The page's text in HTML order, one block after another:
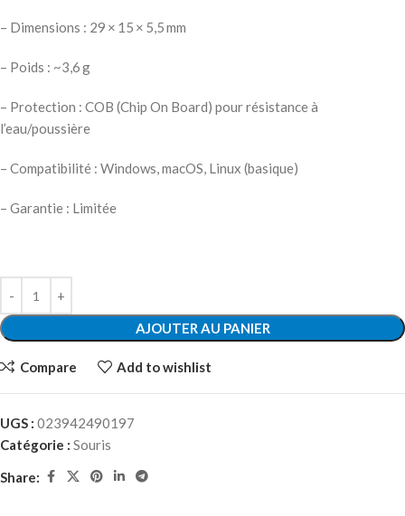
– Dimensions : 29 × 15 × 5,5 mm
– Poids : ~3,6 g
– Protection : COB (Chip On Board) pour résistance à
l’eau/poussière
– Compatibilité : Windows, macOS, Linux (basique)
– Garantie : Limitée
AJOUTER AU PANIER
Compare Add to wishlist
UGS : 023942490197
Catégorie : Souris
Share: